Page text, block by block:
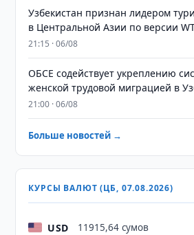
Узбекистан признан лидером
в Центральной Азии по версии
21:15 · 06/08
ОБСЕ содействует укреплению
женской трудовой миграцией в
21:00 · 06/08
Больше новостей →
КУРСЫ ВАЛЮТ (ЦБ, 07.08.2026)
USD 11915,64 сумов